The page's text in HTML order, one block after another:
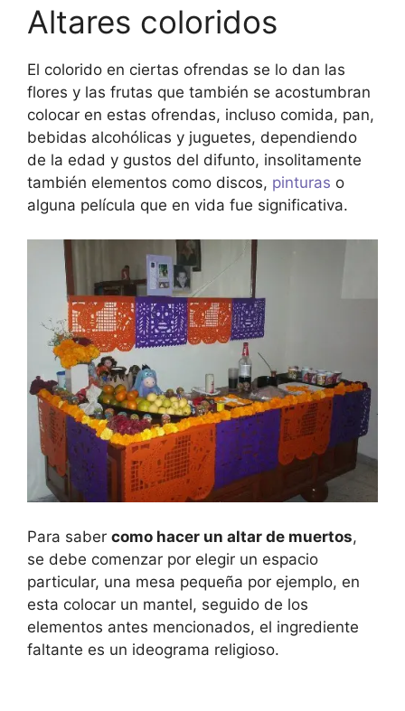
Altares coloridos
El colorido en ciertas ofrendas se lo dan las
flores y las frutas que también se acostumbran
colocar en estas ofrendas, incluso comida, pan,
bebidas alcohólicas y juguetes, dependiendo
de la edad y gustos del difunto, insolitamente
también elementos como discos, pinturas o
alguna película que en vida fue significativa.
Para saber como hacer un altar de muertos,
se debe comenzar por elegir un espacio
particular, una mesa pequeña por ejemplo, en
esta colocar un mantel, seguido de los
elementos antes mencionados, el ingrediente
faltante es un ideograma religioso.